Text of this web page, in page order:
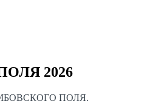
2026
ПОЛЯ.